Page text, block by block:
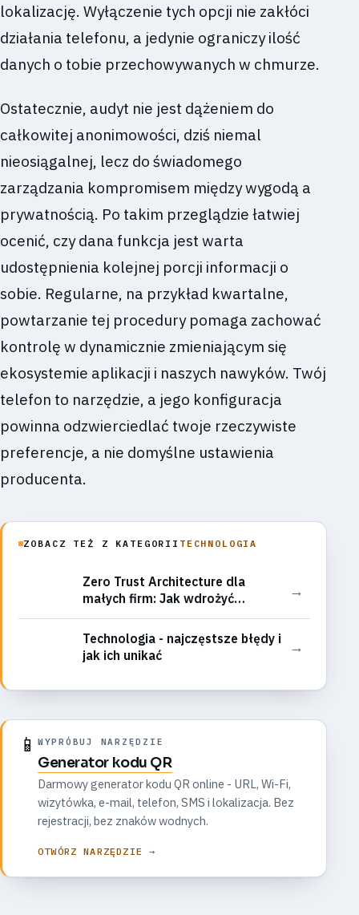
lokalizację. Wyłączenie tych opcji nie zakłóci
działania telefonu, a jedynie ograniczy ilość
danych o tobie przechowywanych w chmurze.
Ostatecznie, audyt nie jest dążeniem do
całkowitej anonimowości, dziś niemal
nieosiągalnej, lecz do świadomego
zarządzania kompromisem między wygodą a
prywatnością. Po takim przeglądzie łatwiej
ocenić, czy dana funkcja jest warta
udostępnienia kolejnej porcji informacji o
sobie. Regularne, na przykład kwartalne,
powtarzanie tej procedury pomaga zachować
kontrolę w dynamicznie zmieniającym się
ekosystemie aplikacji i naszych nawyków. Twój
telefon to narzędzie, a jego konfiguracja
powinna odzwierciedlać twoje rzeczywiste
preferencje, a nie domyślne ustawienia
producenta.
ZOBACZ TEŻ Z KATEGORII TECHNOLOGIA
Zero Trust Architecture dla
małych firm: Jak wdrożyć
bezpieczeństwo bez zera
zaufania?
→
Technologia - najczęstsze błędy i
jak ich unikać
→
📱 WYPRÓBUJ NARZĘDZIE
Generator kodu QR
Darmowy generator kodu QR online - URL, Wi-Fi,
wizytówka, e-mail, telefon, SMS i lokalizacja. Bez
rejestracji, bez znaków wodnych.
OTWÓRZ NARZĘDZIE →